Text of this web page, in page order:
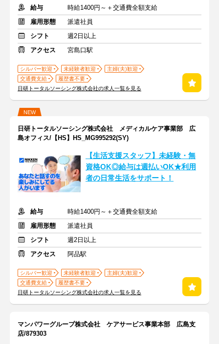
給与
時給1400円～＋交通費全額支給
雇用形態
派遣社員
シフト
週2日以上
アクセス
宮島口駅
シルバー歓迎 未経験者歓迎
主婦(夫)歓迎
交通費支給
履歴書不要
日研トータルソーシング株式会社の求人一覧を見る
NEW
日研トータルソーシング株式会社 メディカルケア事業部 広
島オフィス/【HS】HS_MG995292(SY)
【生活支援スタッフ】未経験・無
資格OK◎給与は週払いOK★利用
者の日常生活をサポート！
給与
時給1400円～＋交通費全額支給
雇用形態
派遣社員
シフト
週2日以上
アクセス
阿品駅
シルバー歓迎 未経験者歓迎
主婦(夫)歓迎
交通費支給
履歴書不要
日研トータルソーシング株式会社の求人一覧を見る
マンパワーグループ株式会社 ケアサービス事業本部 広島支
店/879303